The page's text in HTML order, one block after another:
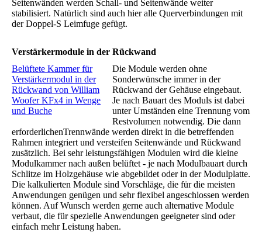
Seitenwänden werden Schall- und Seitenwände weiter
stabilisiert. Natürlich sind auch hier alle Querverbindungen mit
der Doppel-S Leimfuge gefügt.
Verstärkermodule in der Rückwand
Belüftete Kammer für
Verstärkermodul in der
Rückwand von William
Woofer KFx4 in Wenge
und Buche
Die Module werden ohne
Sonderwünsche immer in der
Rückwand der Gehäuse eingebaut.
Je nach Bauart des Moduls ist dabei
unter Umständen eine Trennung vom
Restvolumen notwendig. Die dann
erforderlichenTrennwände werden direkt in die betreffenden
Rahmen integriert und versteifen Seitenwände und Rückwand
zusätzlich. Bei sehr leistungsfähigen Modulen wird die kleine
Modulkammer nach außen belüftet - je nach Modulbauart durch
Schlitze im Holzgehäuse wie abgebildet oder in der Modulplatte.
Die kalkulierten Module sind Vorschläge, die für die meisten
Anwendungen genügen und sehr flexibel angeschlossen werden
können. Auf Wunsch werden gerne auch alternative Module
verbaut, die für spezielle Anwendungen geeigneter sind oder
einfach mehr Leistung haben.